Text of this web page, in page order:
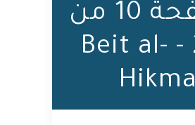
الصفحة 10 من
207 - Beit al-
Hikma